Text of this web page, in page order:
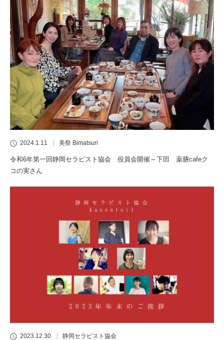
2024.1.11 美祭 Bimatsuri
令和6年第一回静岡セラピスト協会 役員会開催～下田 薬膳cafeク
コの実さん
2023.12.30 静岡セラピスト協会